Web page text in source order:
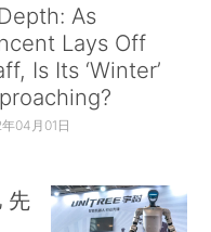
As
Lays Off
Is Its ‘Winter’
04月01日
先